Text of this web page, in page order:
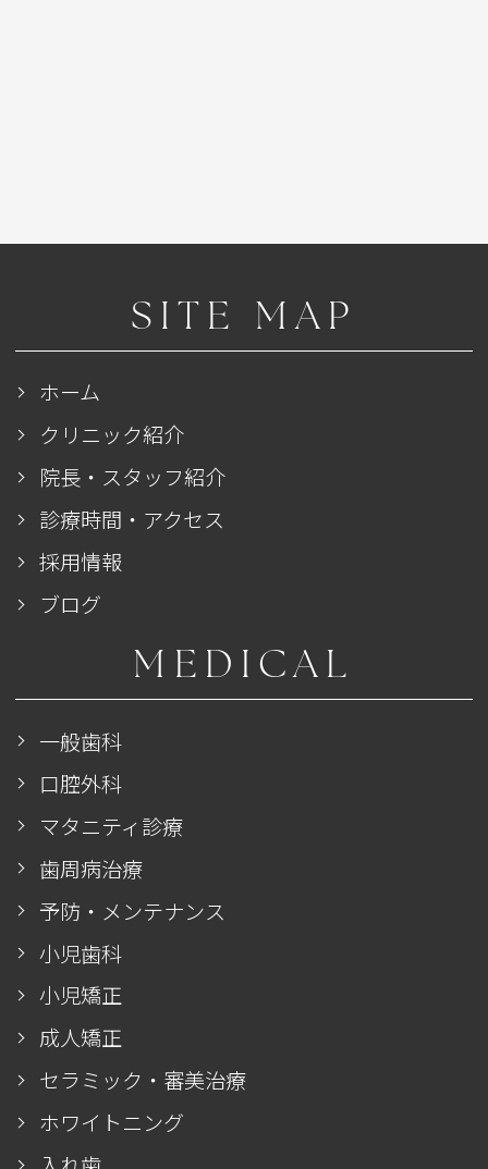
SITE MAP
ホーム
クリニック紹介
院長・スタッフ紹介
診療時間・アクセス
採用情報
ブログ
MEDICAL
一般歯科
口腔外科
マタニティ診療
歯周病治療
予防・メンテナンス
小児歯科
小児矯正
成人矯正
セラミック・審美治療
ホワイトニング